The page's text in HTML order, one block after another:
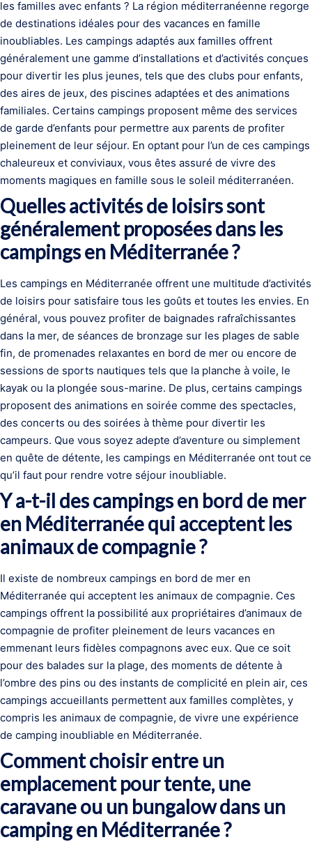
les familles avec enfants ? La région méditerranéenne regorge
de destinations idéales pour des vacances en famille
inoubliables. Les campings adaptés aux familles offrent
généralement une gamme d’installations et d’activités conçues
pour divertir les plus jeunes, tels que des clubs pour enfants,
des aires de jeux, des piscines adaptées et des animations
familiales. Certains campings proposent même des services
de garde d’enfants pour permettre aux parents de profiter
pleinement de leur séjour. En optant pour l’un de ces campings
chaleureux et conviviaux, vous êtes assuré de vivre des
moments magiques en famille sous le soleil méditerranéen.
Quelles activités de loisirs sont
généralement proposées dans les
campings en Méditerranée ?
Les campings en Méditerranée offrent une multitude d’activités
de loisirs pour satisfaire tous les goûts et toutes les envies. En
général, vous pouvez profiter de baignades rafraîchissantes
dans la mer, de séances de bronzage sur les plages de sable
fin, de promenades relaxantes en bord de mer ou encore de
sessions de sports nautiques tels que la planche à voile, le
kayak ou la plongée sous-marine. De plus, certains campings
proposent des animations en soirée comme des spectacles,
des concerts ou des soirées à thème pour divertir les
campeurs. Que vous soyez adepte d’aventure ou simplement
en quête de détente, les campings en Méditerranée ont tout ce
qu’il faut pour rendre votre séjour inoubliable.
Y a-t-il des campings en bord de mer
en Méditerranée qui acceptent les
animaux de compagnie ?
Il existe de nombreux campings en bord de mer en
Méditerranée qui acceptent les animaux de compagnie. Ces
campings offrent la possibilité aux propriétaires d’animaux de
compagnie de profiter pleinement de leurs vacances en
emmenant leurs fidèles compagnons avec eux. Que ce soit
pour des balades sur la plage, des moments de détente à
l’ombre des pins ou des instants de complicité en plein air, ces
campings accueillants permettent aux familles complètes, y
compris les animaux de compagnie, de vivre une expérience
de camping inoubliable en Méditerranée.
Comment choisir entre un
emplacement pour tente, une
caravane ou un bungalow dans un
camping en Méditerranée ?